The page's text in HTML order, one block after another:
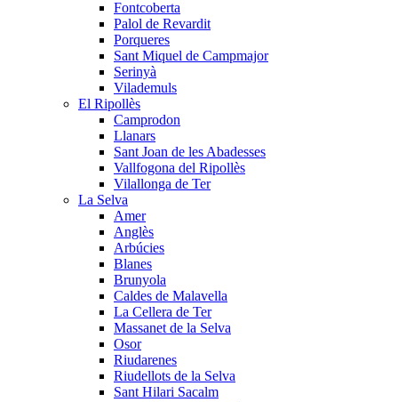
Fontcoberta
Palol de Revardit
Porqueres
Sant Miquel de Campmajor
Serinyà
Vilademuls
El Ripollès
Camprodon
Llanars
Sant Joan de les Abadesses
Vallfogona del Ripollès
Vilallonga de Ter
La Selva
Amer
Anglès
Arbúcies
Blanes
Brunyola
Caldes de Malavella
La Cellera de Ter
Massanet de la Selva
Osor
Riudarenes
Riudellots de la Selva
Sant Hilari Sacalm